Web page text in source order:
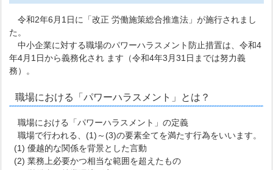
令和2年6月1日に「改正 労働施策総合推進法」が施行されまし
た。
中小企業に対する職場のパワーハラスメント防止措置は、令和4
年4月1日から義務化され ます（令和4年3月31日までは努力義
務）。
職場における「パワーハラスメント」とは？
職場における「パワーハラスメント」の定義
職場で行われる、(1)～(3)の要素全てを満たす行為をいいます。
(1) 優越的な関係を背景とした言動
(2) 業務上必要かつ相当な範囲を超えたもの